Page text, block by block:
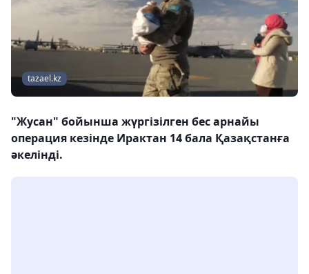
tazael.kz
"Жусан" бойынша жүргізілген бес арнайы
операция кезінде Ирактан 14 бала Қазақстанға
әкелінді.